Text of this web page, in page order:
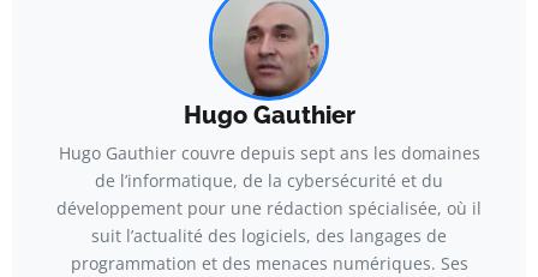
Hugo Gauthier
Hugo Gauthier couvre depuis sept ans les domaines
de l’informatique, de la cybersécurité et du
développement pour une rédaction spécialisée, où il
suit l’actualité des logiciels, des langages de
programmation et des menaces numériques. Ses